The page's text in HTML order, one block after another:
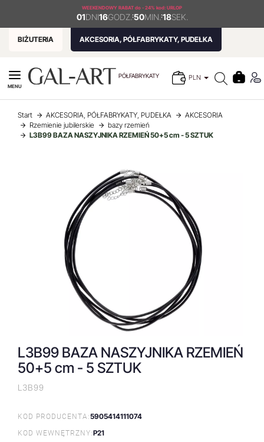
WEEKENDOWY RABAT do - 24% kod: URLOP
01DNI16GODZ. :50MIN. :18SEK.
BIŻUTERIA AKCESORIA, PÓŁFABRYKATY, PUDEŁKA
PÓŁFABRYKATY PLN
MENU
Start AKCESORIA, PÓŁFABRYKATY, PUDEŁKA
AKCESORIA
Rzemienie jubilerskie
bazy rzemień
L3B99 BAZA NASZYJNIKA RZEMIEŃ 50+5 cm - 5 SZTUK
L3B99 BAZA NASZYJNIKA RZEMIEŃ
50+5 cm - 5 SZTUK
L3B99
KOD PRODUCENTA:5905414111074
KOD WEWNĘTRZNY:P21